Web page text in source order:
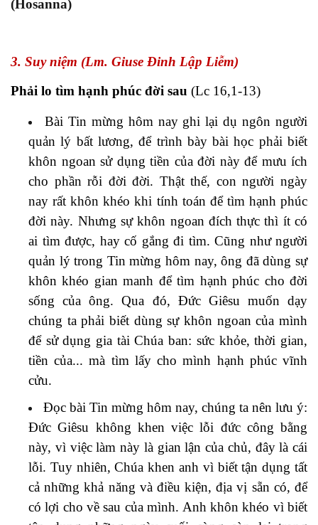
(Hosanna)
3. Suy niệm (Lm. Giuse Đinh Lập Liễm)
Phải lo tìm hạnh phúc đời sau (Lc 16,1-13)
Bài Tin mừng hôm nay ghi lại dụ ngôn người
quản lý bất lương, để trình bày bài học phải biết
khôn ngoan sử dụng tiền của đời này để mưu ích
cho phần rỗi đời đời. Thật thế, con người ngày
nay rất khôn khéo khi tính toán để tìm hạnh phúc
đời này. Nhưng sự khôn ngoan đích thực thì ít có
ai tìm được, hay cố gắng đi tìm. Cũng như người
quản lý trong Tin mừng hôm nay, ông đã dùng sự
khôn khéo gian manh để tìm hạnh phúc cho đời
sống của ông. Qua đó, Đức Giêsu muốn dạy
chúng ta phải biết dùng sự khôn ngoan của mình
để sử dụng gia tài Chúa ban: sức khỏe, thời gian,
tiền của... mà tìm lấy cho mình hạnh phúc vĩnh
cửu.
Đọc bài Tin mừng hôm nay, chúng ta nên lưu ý:
Đức Giêsu không khen việc lỗi đức công bằng
này, vì việc làm này là gian lận của chủ, đây là cái
lỗi. Tuy nhiên, Chúa khen anh vì biết tận dụng tất
cả những khả năng và điều kiện, địa vị sẵn có, để
có lợi cho về sau của mình. Anh khôn khéo vì biết